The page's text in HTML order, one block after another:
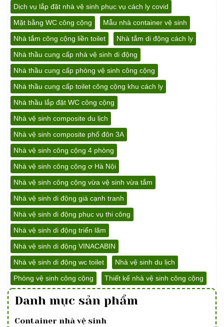
Dịch vụ lắp đặt nhà vệ sinh phục vụ cách ly covid
Mặt bằng WC công cộng
Mẫu nhà container vệ sinh
Nhà tắm công cộng liền toilet
Nhà tắm di động cách ly
Nhà thầu cung cấp nhà vệ sinh di động
Nhà thầu cung cấp phòng vệ sinh công cộng
Nhà thầu cung cấp toilet công cộng khu cách ly
Nhà thầu lắp đặt WC công cộng
Nhà vệ sinh composite du lịch
Nhà vệ sinh composite phố đôn 3A
Nhà vệ sinh công cộng 4 phòng
Nhà vệ sinh công cộng ơ Hà Nội
Nhà vệ sinh công cộng vừa vệ sinh vừa tắm
Nhà vệ sinh di động giá cạnh tranh
Nhà vệ sinh di động phục vụ thi công
Nhà vệ sinh di động triển lãm
Nhà vệ sinh di động VINACABIN
Nhà vệ sinh di động wc toilet
Nhà vệ sinh du lịch
Phòng vệ sinh công cộng
Thiết kế nhà vệ sinh công cộng
Danh mục sản phẩm
Container nhà vệ sinh